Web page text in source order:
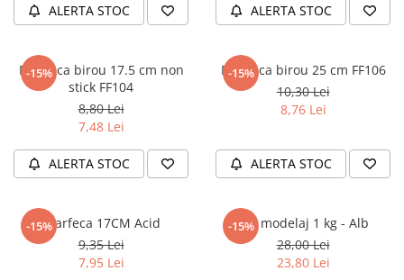
Romane de dragoste, Carti
romantice
Senzatii/Dragoste
Senzatii/Erotic
Senzatii/Suspans
SF & Fantasy
Teens Book Club
ALERTA STOC ALERTA STOC
-15%
Foarfeca birou 17.5 cm non
stick FF104
8,80 Lei
7,48 Lei
ALERTA STOC
-15%
Foarfeca birou 25 cm FF106
10,30 Lei
8,76 Lei
ALERTA STOC
-15%Foarfeca 17CM Acid
9,35 Lei
7,95 Lei
-15%
Lut modelaj 1 kg - Alb
28,00 Lei
23,80 Lei